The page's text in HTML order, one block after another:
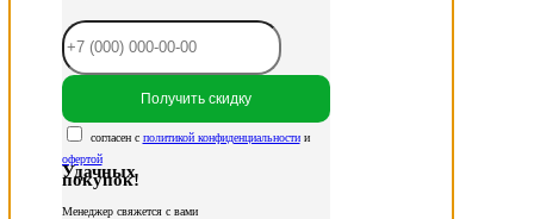
Получить скидку
согласен с политикой конфиденциальностии
офертой
Удачных
покупок!
Менеджер свяжется с вами